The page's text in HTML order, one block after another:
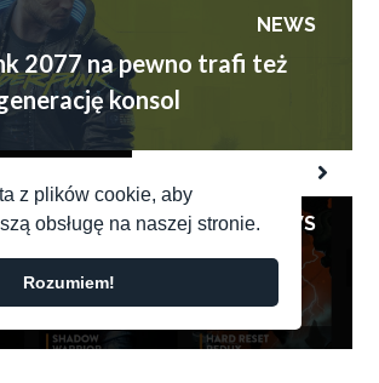
z plików cookie, aby
obsługę na naszej stronie.
Rozumiem!
NEWS
2077 na pewno trafi też
konsol
nad trzema grami. Dwie
roku
NEWS
Hog pracuje nad trzema
zapowiedzą w tym roku